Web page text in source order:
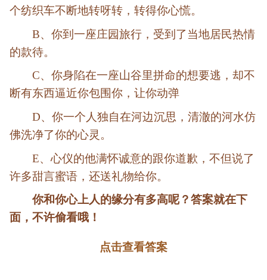
个纺织车不断地转呀转，转得你心慌。
B、你到一座庄园旅行，受到了当地居民热情
的款待。
C、你身陷在一座山谷里拼命的想要逃，却不
断有东西逼近你包围你，让你动弹
D、你一个人独自在河边沉思，清澈的河水仿
佛洗净了你的心灵。
E、心仪的他满怀诚意的跟你道歉，不但说了
许多甜言蜜语，还送礼物给你。
你和你心上人的缘分有多高呢？答案就在下
面，不许偷看哦！
点击查看答案